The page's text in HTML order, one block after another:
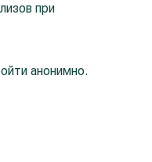
при
анонимно.